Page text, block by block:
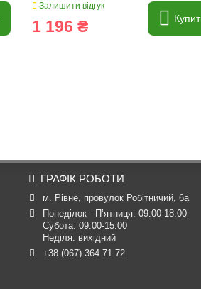
Залишити відгук
1 196 ₴
ГРАФІК РОБОТИ
м. Рівне, провулок Робітничий, 6а
Понеділок - П’ятниця: 09:00-18:00
Субота: 09:00-15:00
Неділя: вихідний
+38 (067) 364 71 72